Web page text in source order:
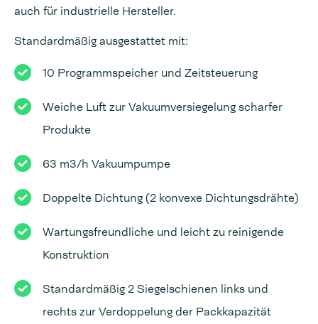
auch für industrielle Hersteller.
Standardmäßig ausgestattet mit:
10 Programmspeicher und Zeitsteuerung
Weiche Luft zur Vakuumversiegelung scharfer
Produkte
63 m3/h Vakuumpumpe
Doppelte Dichtung (2 konvexe Dichtungsdrähte)
Wartungsfreundliche und leicht zu reinigende
Konstruktion
Standardmäßig 2 Siegelschienen links und
rechts zur Verdoppelung der Packkapazität